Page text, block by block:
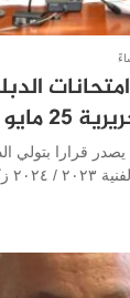
المقبل
قرارا بتولي